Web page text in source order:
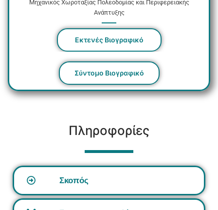
Μηχανικός Χωροταξίας Πολεοδομίας και Περιφερειακής
Ανάπτυξης
Εκτενές Βιογραφικό
Σύντομο Βιογραφικό
Πληροφορίες
Σκοπός